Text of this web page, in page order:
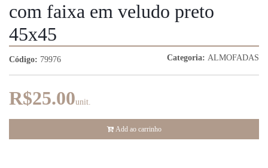
com faixa em veludo preto
45x45
Código: 79976 Categoria: ALMOFADAS
R$25.00unit.
Add ao carrinho